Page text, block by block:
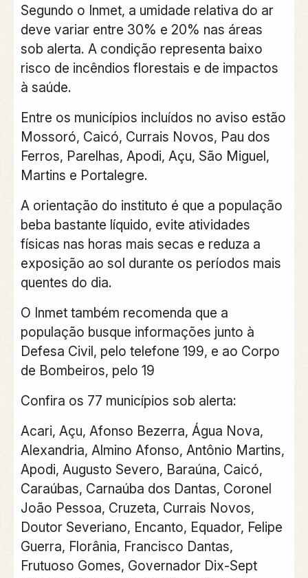
Segundo o Inmet, a umidade relativa do ar
deve variar entre 30% e 20% nas áreas
sob alerta. A condição representa baixo
risco de incêndios florestais e de impactos
à saúde.
Entre os municípios incluídos no aviso estão
Mossoró, Caicó, Currais Novos, Pau dos
Ferros, Parelhas, Apodi, Açu, São Miguel,
Martins e Portalegre.
A orientação do instituto é que a população
beba bastante líquido, evite atividades
físicas nas horas mais secas e reduza a
exposição ao sol durante os períodos mais
quentes do dia.
O Inmet também recomenda que a
população busque informações junto à
Defesa Civil, pelo telefone 199, e ao Corpo
de Bombeiros, pelo 19
Confira os 77 municípios sob alerta:
Acari, Açu, Afonso Bezerra, Água Nova,
Alexandria, Almino Afonso, Antônio Martins,
Apodi, Augusto Severo, Baraúna, Caicó,
Caraúbas, Carnaúba dos Dantas, Coronel
João Pessoa, Cruzeta, Currais Novos,
Doutor Severiano, Encanto, Equador, Felipe
Guerra, Florânia, Francisco Dantas,
Frutuoso Gomes, Governador Dix-Sept